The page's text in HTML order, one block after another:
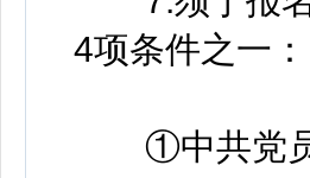
4项条件之一：
①中共党员